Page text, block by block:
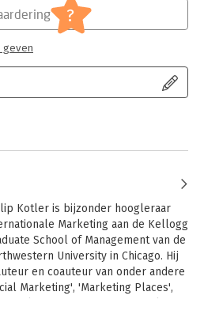
?
geven
Kotler is bijzonder hoogleraar
Marketing aan de Kellogg
School of Management van de
University in Chicago. Hij
en coauteur van onder andere
Marketing', 'Marketing Places',